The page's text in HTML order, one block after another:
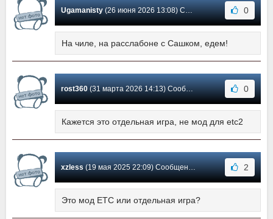
Ugamanisty(26 июня 2026 13:08) Сообщение #44 0
На чиле, на расслабоне с Сашком, едем!
rost360(31 марта 2026 14:13) Сообщение #43 0
Кажется это отдельная игра, не мод для etc2
xzless(19 мая 2025 22:09) Сообщение #42 2
Это мод ЕТС или отдельная игра?